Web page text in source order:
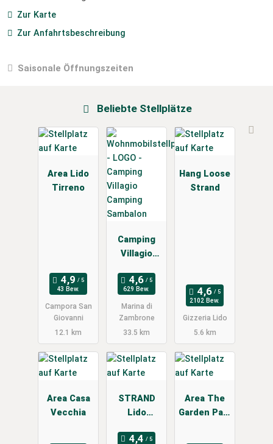
Zur Karte
Zur Anfahrtsbeschreibung
Saisonale Öffnungszeiten
Beliebte Stellplätze
Area Lido
Tirreno
43 Bew.
Campora San
Giovanni
12.1 km
Camping
Villagio
Sambalon
629 Bew.
Marina di
Zambrone
33.5 km
Hang Loose
Strand
2102 Bew.
Gizzeria Lido
5.6 km
Area Casa
Vecchia
STRAND
Lido
Area The
Garden Park